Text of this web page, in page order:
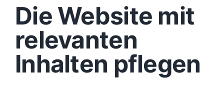
Content
Funktionen
Aufbau
Die Website mit
relevanten
Inhalten pflegen